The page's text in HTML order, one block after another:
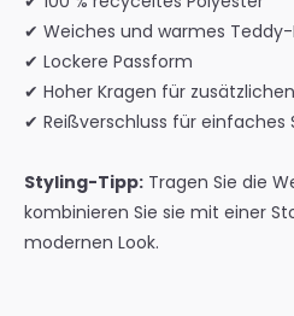
✔ Weiches und warmes
✔ Lockere Passform
✔ Hoher Kragen für
✔ Reißverschluss für einfaches
Styling-Tipp: Tragen Sie die
kombinieren Sie sie mit einer
modernen Look.